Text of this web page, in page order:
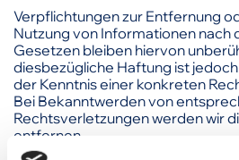
Verpflichtungen zur Entfernung
Nutzung von Informationen nach
Gesetzen bleiben hiervon
diesbezügliche Haftung ist
der Kenntnis einer konkreten
Bei Bekanntwerden von
Rechtsverletzungen werden wir
entfernen.